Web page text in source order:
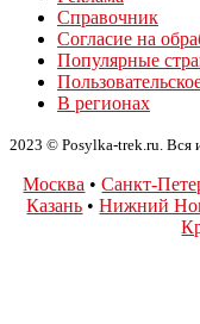
Справочник
Согласие на
Популярные
В регионах
2023 © Posylka-trek.ru. Вся
Москва •Санкт-
Казань •Нижний